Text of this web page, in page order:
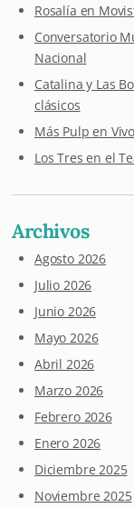
Rosalía en
Conversatorio
Nacional
Catalina y Las
clásicos
Más Pulp en
Los Tres en el
Archivos
Agosto 2026
Julio 2026
Junio 2026
Mayo 2026
Abril 2026
Marzo 2026
Febrero 2026
Enero 2026
Diciembre 2025
Noviembre 2025